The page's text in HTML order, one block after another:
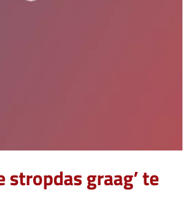
stropdas graag’ te